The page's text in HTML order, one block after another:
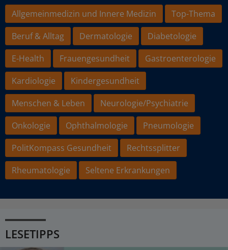
Allgemeinmedizin und Innere Medizin
Top-Thema
Beruf & Alltag
Dermatologie
Diabetologie
E-Health
Frauengesundheit
Gastroenterologie
Kardiologie
Kindergesundheit
Menschen & Leben
Neurologie/Psychiatrie
Onkologie
Ophthalmologie
Pneumologie
PolitKompass Gesundheit
Rechtssplitter
Rheumatologie
Seltene Erkrankungen
LESETIPPS